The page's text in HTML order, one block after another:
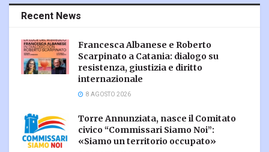
Recent News
Francesca Albanese e Roberto
Scarpinato a Catania: dialogo su
resistenza, giustizia e diritto
internazionale
8 AGOSTO 2026
Torre Annunziata, nasce il Comitato
civico “Commissari Siamo Noi”:
«Siamo un territorio occupato»